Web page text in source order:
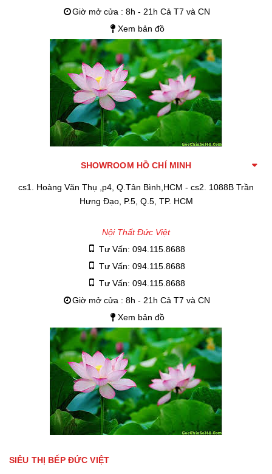
Giờ mở cửa : 8h - 21h Cả T7 và CN
Xem bản đồ
SHOWROOM HỒ CHÍ MINH
cs1. Hoàng Văn Thụ ,p4, Q.Tân Bình,HCM - cs2. 1088B Trần
Hưng Đạo, P.5, Q.5, TP. HCM
Nội Thất Đức Việt
Tư Vấn: 094.115.8688
Tư Vấn: 094.115.8688
Tư Vấn: 094.115.8688
Giờ mở cửa : 8h - 21h Cả T7 và CN
Xem bản đồ
SIÊU THỊ BẾP ĐỨC VIỆT